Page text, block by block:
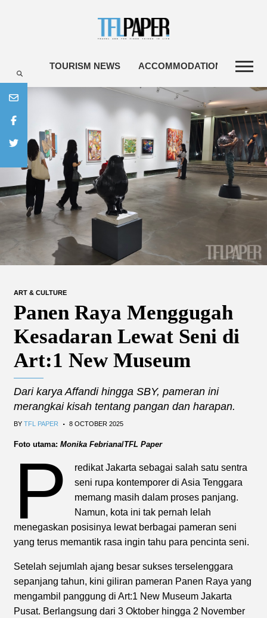
TOURISM NEWS ACCOMMODATIONS
ART & CULTURE
Panen Raya Menggugah
Kesadaran Lewat Seni di
Art:1 New Museum
Dari karya Affandi hingga SBY, pameran ini
merangkai kisah tentang pangan dan harapan.
BY TFL PAPER . 8 OCTOBER 2025
Foto utama: Monika Febriana/TFL Paper
P
redikat Jakarta sebagai salah satu sentra
seni rupa kontemporer di Asia Tenggara
memang masih dalam proses panjang.
Namun, kota ini tak pernah lelah
menegaskan posisinya lewat berbagai pameran seni
yang terus memantik rasa ingin tahu para pencinta seni.
Setelah sejumlah ajang besar sukses terselenggara
sepanjang tahun, kini giliran pameran Panen Raya yang
mengambil panggung di Art:1 New Museum Jakarta
Pusat. Berlangsung dari 3 Oktober hingga 2 November